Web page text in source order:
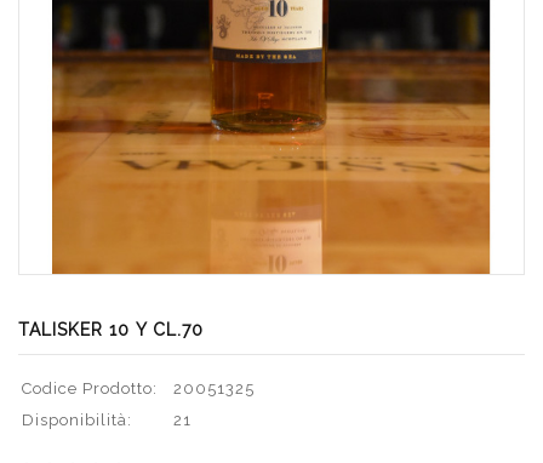
TALISKER 10 Y CL.70
Codice Prodotto:
20051325
Disponibilità:
21